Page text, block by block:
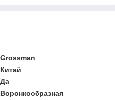
Grossman
Китай
Да
Воронкообразная